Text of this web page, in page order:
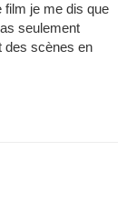
film je me dis que
seulement
des scènes en